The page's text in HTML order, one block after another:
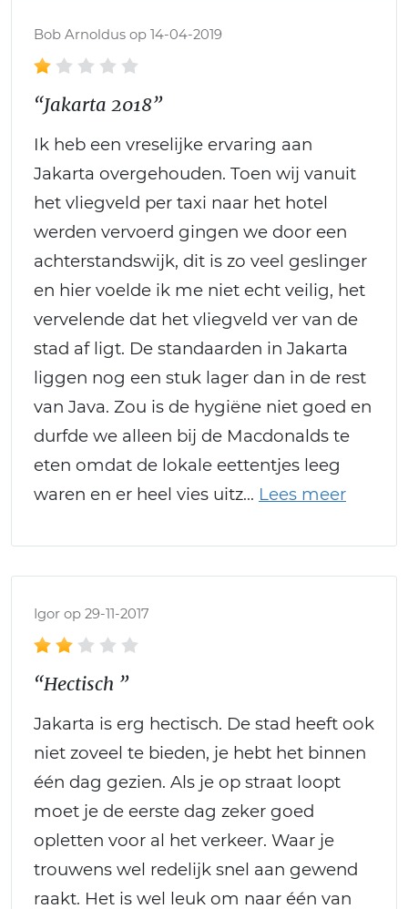
Bob Arnoldus op 14-04-2019
“Jakarta 2018”
Ik heb een vreselijke ervaring aan
Jakarta overgehouden. Toen wij vanuit
het vliegveld per taxi naar het hotel
werden vervoerd gingen we door een
achterstandswijk, dit is zo veel geslinger
en hier voelde ik me niet echt veilig, het
vervelende dat het vliegveld ver van de
stad af ligt. De standaarden in Jakarta
liggen nog een stuk lager dan in de rest
van Java. Zou is de hygiëne niet goed en
durfde we alleen bij de Macdonalds te
eten omdat de lokale eettentjes leeg
waren en er heel vies uitz
Igor op 29-11-2017
“Hectisch ”
Jakarta is erg hectisch. De stad heeft ook
niet zoveel te bieden, je hebt het binnen
één dag gezien. Als je op straat loopt
moet je de eerste dag zeker goed
opletten voor al het verkeer. Waar je
trouwens wel redelijk snel aan gewend
raakt. Het is wel leuk om naar één van